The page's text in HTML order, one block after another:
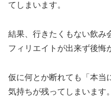
てしまいます。
結果、行きたくもない飲み
フィリエイトが出来ず後悔
仮に何とか断れても「本当
気持ちが残ってしまいます。